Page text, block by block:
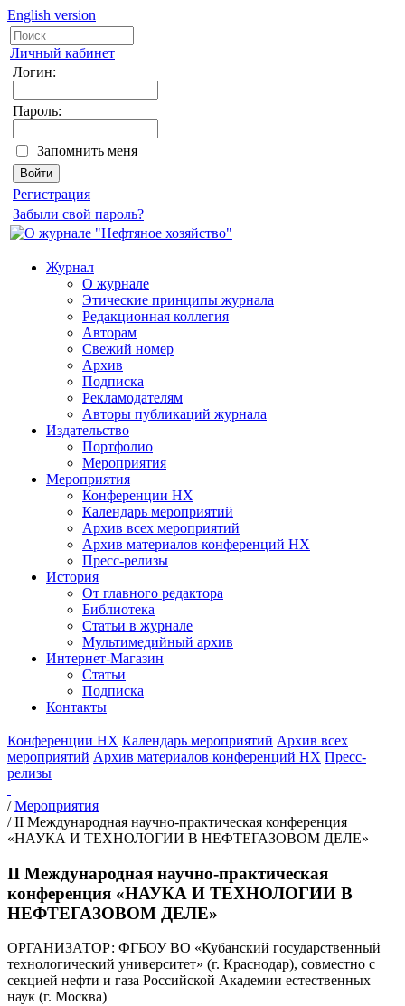
English version
Личный кабинет
Логин:
Пароль:
Запомнить меня
Регистрация
Забыли свой пароль?
Журнал
О журнале
Этические принципы журнала
Редакционная коллегия
Авторам
Свежий номер
Архив
Подписка
Рекламодателям
Авторы публикаций журнала
Издательство
Портфолио
Мероприятия
Мероприятия
Конференции НХ
Календарь мероприятий
Архив всех мероприятий
Архив материалов конференций НХ
Пресс-релизы
История
От главного редактора
Библиотека
Статьи в журнале
Мультимедийный архив
Интернет-Магазин
Статьи
Подписка
Контакты
Конференции НХ Календарь мероприятий Архив всех
мероприятий Архив материалов конференций НХ Пресс-
релизы
/Мероприятия
/II Международная научно-практическая конференция
«НАУКА И ТЕХНОЛОГИИ В НЕФТЕГАЗОВОМ ДЕЛЕ»
II Международная научно-практическая
конференция «НАУКА И ТЕХНОЛОГИИ В
НЕФТЕГАЗОВОМ ДЕЛЕ»
ОРГАНИЗАТОР: ФГБОУ ВО «Кубанский государственный
технологический университет» (г. Краснодар), совместно с
секцией нефти и газа Российской Академии естественных
наук (г. Москва)